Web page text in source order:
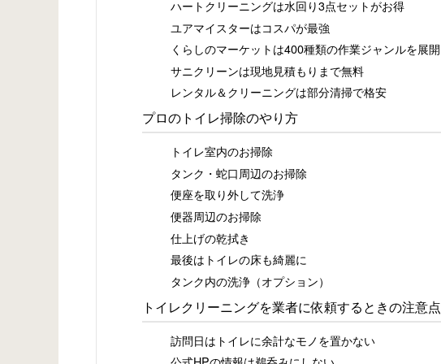
ハートクリーニングは水回り3点セットがお得
ユアマイスターはコスパが最強
くらしのマーケットは400種類の作業ジャンルを展開
サニクリーンは現地見積もりまで無料
レンタル＆クリーニングは部分清掃で格安
プロのトイレ掃除のやり方
トイレ室内のお掃除
タンク・蛇口周辺のお掃除
便座を取り外して洗浄
便器周辺のお掃除
仕上げの乾拭き
最後はトイレの床も綺麗に
タンク内の洗浄（オプション）
トイレクリーニングを業者に依頼するときの注意点
訪問日はトイレに余計なモノを置かない